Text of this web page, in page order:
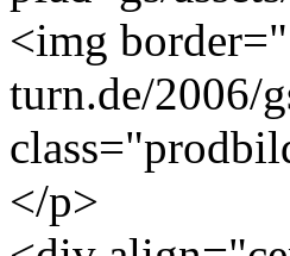
<img
turn.de/2006/
</p>